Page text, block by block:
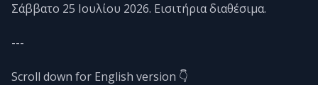
Σάββατο 25 Ιουλίου 2026. Εισιτήρια διαθέσιμα.
---
Scroll down for English version 👇